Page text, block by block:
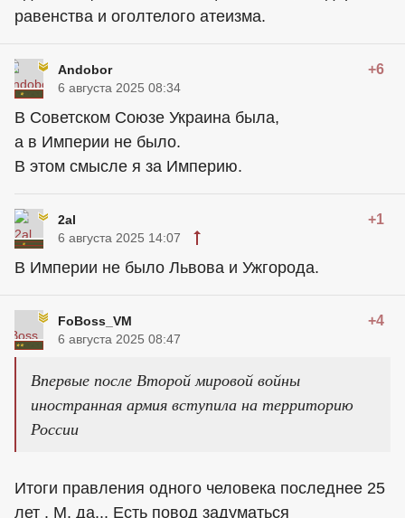
равенства и оголтелого атеизма.
Andobor +6
6 августа 2025 08:34
В Советском Союзе Украина была,
а в Империи не было.
В этом смысле я за Империю.
2al +1
6 августа 2025 14:07
В Империи не было Львова и Ужгорода.
FoBoss_VM +4
6 августа 2025 08:47
Впервые после Второй мировой войны
иностранная армия вступила на территорию
России
Итоги правления одного человека последнее 25
лет . М. да... Есть повод задуматься